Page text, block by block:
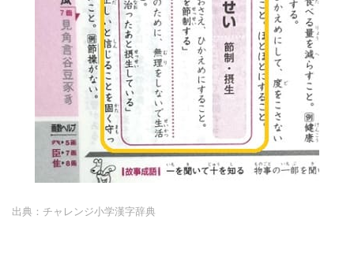
出典：チャレンジ小学漢字辞典